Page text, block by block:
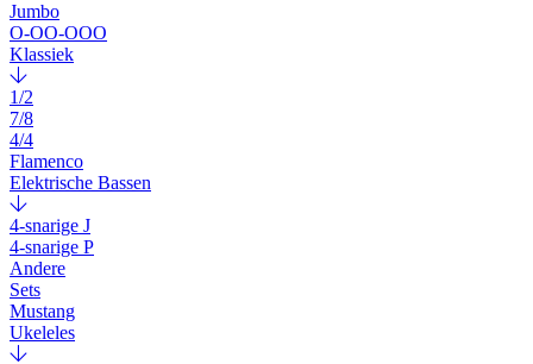
Jumbo
O-OO-OOO
Klassiek
1/2
7/8
4/4
Flamenco
Elektrische Bassen
4-snarige J
4-snarige P
Andere
Sets
Mustang
Ukeleles